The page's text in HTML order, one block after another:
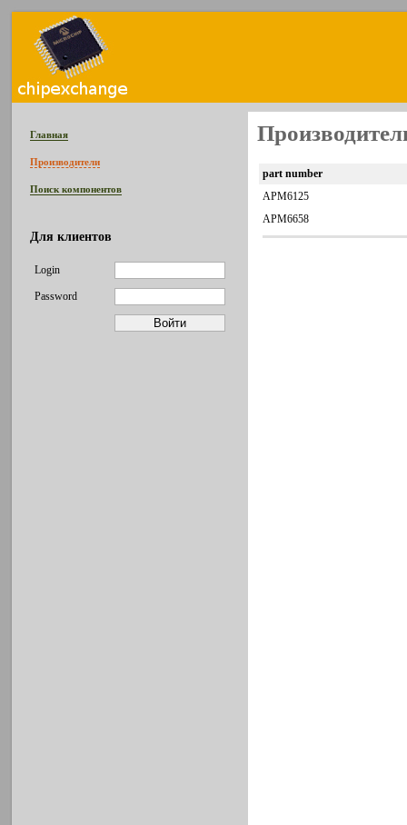
Главная
Производители
Поиск компонентов
Для клиентов
Login
Password
part number
APM6125
APM6658